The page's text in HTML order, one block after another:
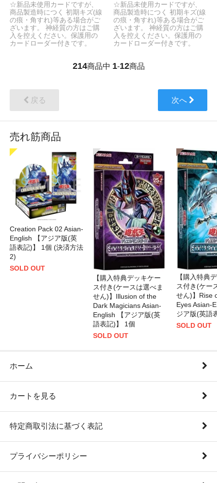
☆新品未使用カードですが、
商品製造時につく 初期キズ(線
の痕・角すれ)等ある場合がご
ざいます。 神経質の方はご購
入を控えください。保護用の
カードローダー付きです。
☆新品未使用カードですが、
商品製造時につく 初期キズ(線
の痕・角すれ)等ある場合がご
ざいます。 神経質の方はご購
入を控えください。保護用の
カードローダー付きです。
214商品中 1-12商品
戻る 次へ
売れ筋商品
Creation Pack 02 Asian-
English 【アジア版(英
語表記)】 1個 (決済方法
2)
SOLD OUT
【購入特典デッキケー
ス付き(ケースは選べま
せん)】Illusion of the
Dark Magicians Asian-
English 【アジア版(英
語表記)】 1個
SOLD OUT
【購入特典
ス付き(ケー
せん)】Rise
Eyes Asian-
ジア版(英語
SOLD OUT
ホーム
カートを見る
特定商取引法に基づく表記
プライバシーポリシー